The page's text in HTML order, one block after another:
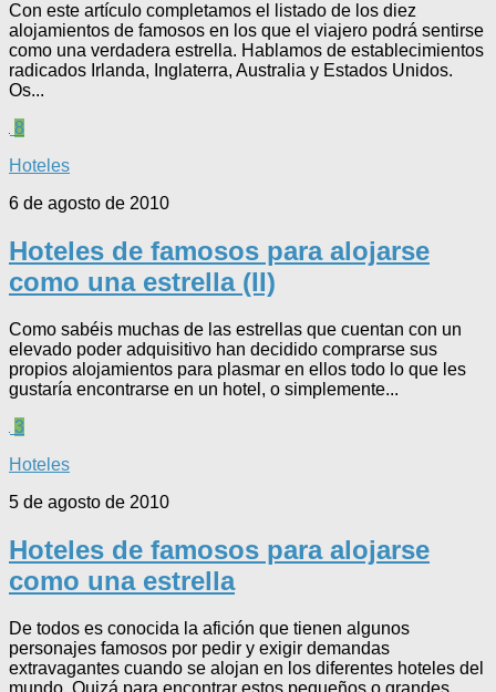
Con este artículo completamos el listado de los diez
alojamientos de famosos en los que el viajero podrá sentirse
como una verdadera estrella. Hablamos de establecimientos
radicados Irlanda, Inglaterra, Australia y Estados Unidos.
Os...
8
Hoteles
6 de agosto de 2010
Hoteles de famosos para alojarse
como una estrella (II)
Como sabéis muchas de las estrellas que cuentan con un
elevado poder adquisitivo han decidido comprarse sus
propios alojamientos para plasmar en ellos todo lo que les
gustaría encontrarse en un hotel, o simplemente...
3
Hoteles
5 de agosto de 2010
Hoteles de famosos para alojarse
como una estrella
De todos es conocida la afición que tienen algunos
personajes famosos por pedir y exigir demandas
extravagantes cuando se alojan en los diferentes hoteles del
mundo. Quizá para encontrar estos pequeños o grandes